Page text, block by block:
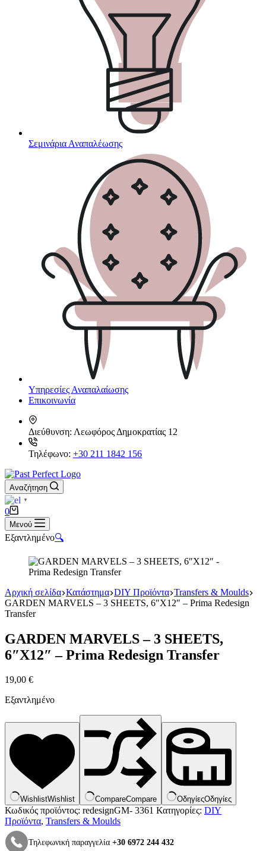
Σεμινάρια Αναπαλέωσης
Υπηρεσίες Αναπαλαίωσης
Επικοινωνία
Διεύθυνση: Λεωφόρος Δημοκρατίας 12
Τηλέφωνο: +30 211 1842 156
Αναζήτηση
▼
Καλάθι
Αγορών
0
Μενού
Εξαντλημένο🔍
Αρχική σελίδα Κατάστημα DIY Προϊόντα Transfers & Moulds
GARDEN MARVELS – 3 SHEETS, 6″X12″ – Prima Redesign
Transfer
GARDEN MARVELS – 3 SHEETS,
6″X12″ – Prima Redesign Transfer
19,00 €
Εξαντλημένο
WishlistWishlist CompareCompare ΟδηγίεςΟδηγίες
Κωδικός προϊόντος: redesignGM- 3361 Κατηγορίες: DIY
Προϊόντα, Transfers & Moulds
Τηλεφωνική παραγγελία +30 6972 244 432